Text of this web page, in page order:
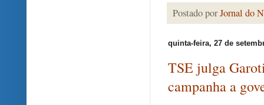
Postado porJornal do
quinta-feira, 27 de
TSE julga
campanha a